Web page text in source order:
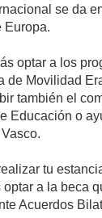
se da
Europa.
optar a los
de Movilidad
también el
Educación o
tu
a la beca
Acuerdos